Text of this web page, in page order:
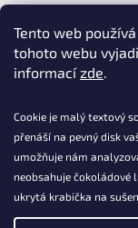
Tento web
tohoto webu
informacízde.
Cookie je malý textový
přenáší na pevný disk
umožňuje nám
neobsahuje čokoládové
ukrytá krabička na
Ekologické
Ekologické